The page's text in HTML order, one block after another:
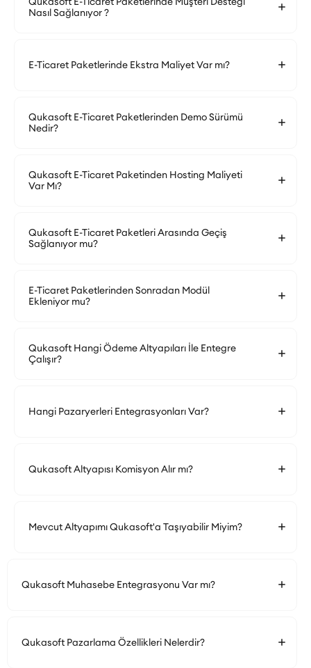
Nasıl Sağlanıyor ?
E-Ticaret Paketlerinde Ekstra Maliyet Var mı?
Qukasoft E-Ticaret Paketlerinden Demo Sürümü
Nedir?
Qukasoft E-Ticaret Paketinden Hosting Maliyeti
Var Mı?
Qukasoft E-Ticaret Paketleri Arasında Geçiş
Sağlanıyor mu?
E-Ticaret Paketlerinden Sonradan Modül
Ekleniyor mu?
Qukasoft Hangi Ödeme Altyapıları İle Entegre
Çalışır?
Hangi Pazaryerleri Entegrasyonları Var?
Qukasoft Altyapısı Komisyon Alır mı?
Mevcut Altyapımı Qukasoft'a Taşıyabilir Miyim?
Qukasoft Muhasebe Entegrasyonu Var mı?
Qukasoft Pazarlama Özellikleri Nelerdir?